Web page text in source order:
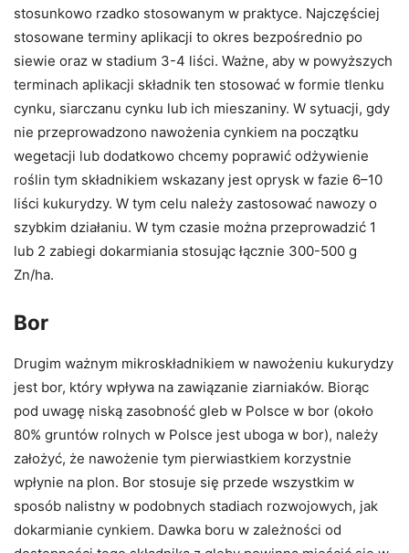
stosunkowo rzadko stosowanym w praktyce. Najczęściej
stosowane terminy aplikacji to okres bezpośrednio po
siewie oraz w stadium 3-4 liści. Ważne, aby w powyższych
terminach aplikacji składnik ten stosować w formie tlenku
cynku, siarczanu cynku lub ich mieszaniny. W sytuacji, gdy
nie przeprowadzono nawożenia cynkiem na początku
wegetacji lub dodatkowo chcemy poprawić odżywienie
roślin tym składnikiem wskazany jest oprysk w fazie 6–10
liści kukurydzy. W tym celu należy zastosować nawozy o
szybkim działaniu. W tym czasie można przeprowadzić 1
lub 2 zabiegi dokarmiania stosując łącznie 300-500 g
Zn/ha.
Bor
Drugim ważnym mikroskładnikiem w nawożeniu kukurydzy
jest bor, który wpływa na zawiązanie ziarniaków. Biorąc
pod uwagę niską zasobność gleb w Polsce w bor (około
80% gruntów rolnych w Polsce jest uboga w bor), należy
założyć, że nawożenie tym pierwiastkiem korzystnie
wpłynie na plon. Bor stosuje się przede wszystkim w
sposób nalistny w podobnych stadiach rozwojowych, jak
dokarmianie cynkiem. Dawka boru w zależności od